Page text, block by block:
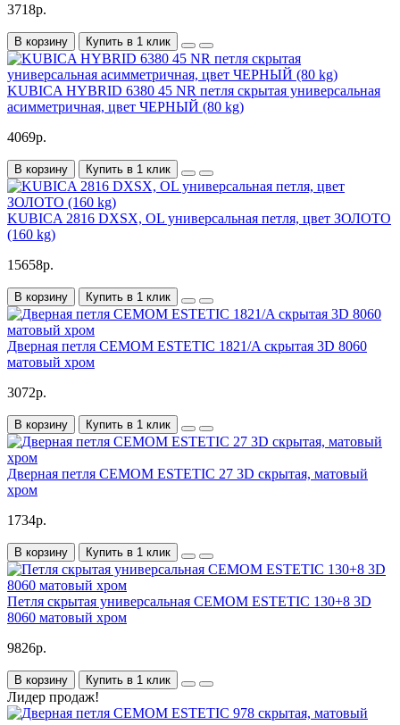
3718р.
В корзину Купить в 1 клик
KUBICA HYBRID 6380 45 NR петля скрытая универсальная
асимметричная, цвет ЧЕРНЫЙ (80 kg)
4069р.
В корзину Купить в 1 клик
KUBICA 2816 DXSX, OL универсальная петля, цвет ЗОЛОТО
(160 kg)
15658р.
В корзину Купить в 1 клик
Дверная петля CEMOM ESTETIC 1821/A скрытая 3D 8060
матовый хром
3072р.
В корзину Купить в 1 клик
Дверная петля CEMOM ESTETIC 27 3D скрытая, матовый
хром
1734р.
В корзину Купить в 1 клик
Петля скрытая универсальная CEMOM ESTETIC 130+8 3D
8060 матовый хром
9826р.
В корзину Купить в 1 клик
Лидер продаж!